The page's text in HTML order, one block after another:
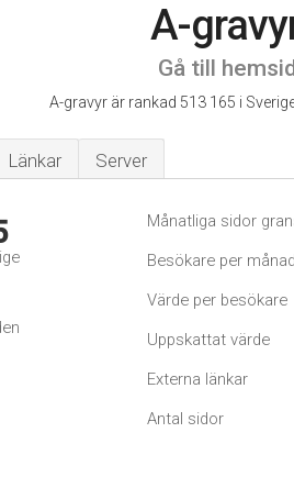
A-
Gå till
A-gravyr är rankad 513 165 i
Länkar Server
Månatliga sidor
Besökare per månad
Värde per besökare
Uppskattat värde
Externa länkar
Antal sidor